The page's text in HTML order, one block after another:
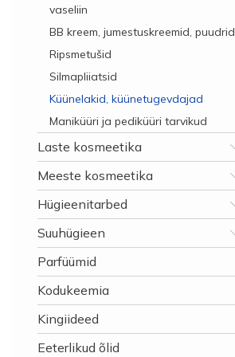
vaseliin
BB kreem, jumestuskreemid, puudrid
Ripsmetušid
Silmapliiatsid
Küünelakid, küünetugevdajad
Maniküüri ja pediküüri tarvikud
Laste kosmeetika
Meeste kosmeetika
Hügieenitarbed
Suuhügieen
Parfüümid
Kodukeemia
Kingiideed
Eeterlikud õlid